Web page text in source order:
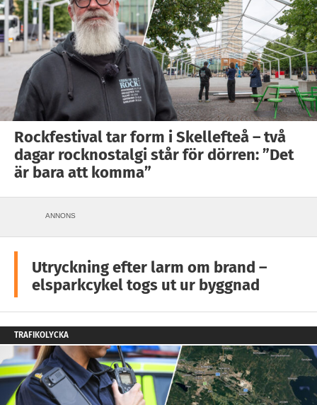
Rockfestival tar form i Skellefteå – två
dagar rocknostalgi står för dörren: ”Det
är bara att komma”
ANNONS
Utryckning efter larm om brand –
elsparkcykel togs ut ur byggnad
TRAFIKOLYCKA